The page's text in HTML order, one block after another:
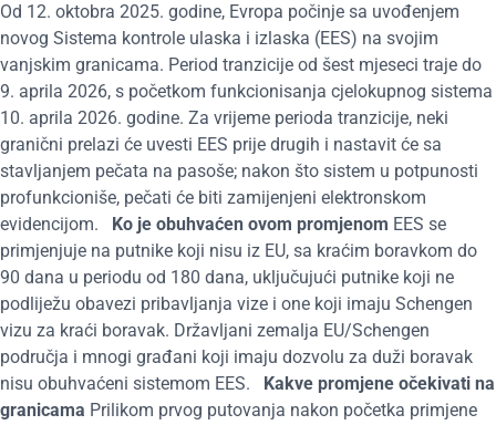
Od 12. oktobra 2025. godine, Evropa počinje sa uvođenjem
novog Sistema kontrole ulaska i izlaska (EES) na svojim
vanjskim granicama. Period tranzicije od šest mjeseci traje do
9. aprila 2026, s početkom funkcionisanja cjelokupnog sistema
10. aprila 2026. godine. Za vrijeme perioda tranzicije, neki
granični prelazi će uvesti EES prije drugih i nastavit će sa
stavljanjem pečata na pasoše; nakon što sistem u potpunosti
profunkcioniše, pečati će biti zamijenjeni elektronskom
evidencijom. Ko je obuhvaćen ovom promjenom EES se
primjenjuje na putnike koji nisu iz EU, sa kraćim boravkom do
90 dana u periodu od 180 dana, uključujući putnike koji ne
podliježu obavezi pribavljanja vize i one koji imaju Schengen
vizu za kraći boravak. Državljani zemalja EU/Schengen
područja i mnogi građani koji imaju dozvolu za duži boravak
nisu obuhvaćeni sistemom EES. Kakve promjene očekivati na
granicama Prilikom prvog putovanja nakon početka primjene